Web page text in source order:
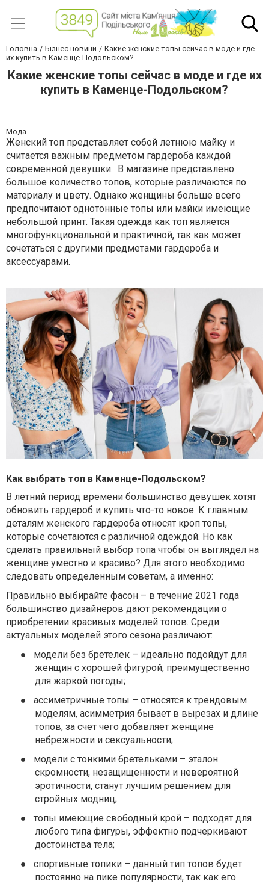
Головна Бізнес новини
Какие женские топы сейчас в моде и где
их купить в Каменце-Подольском?
Какие женские топы сейчас в моде и где их
купить в Каменце-Подольском?
Мода
Женский топ представляет собой летнюю майку и
считается важным предметом гардероба каждой
современной девушки. В магазине представлено
большое количество топов, которые различаются по
материалу и цвету. Однако женщины больше всего
предпочитают однотонные топы или майки имеющие
небольшой принт. Такая одежда как топ является
многофункциональной и практичной, так как может
сочетаться с другими предметами гардероба и
аксессуарами.
Как выбрать топ в Каменце-Подольском?
В летний период времени большинство девушек хотят
обновить гардероб и купить что-то новое. К главным
деталям женского гардероба относят кроп топы,
которые сочетаются с различной одеждой. Но как
сделать правильный выбор топа чтобы он выглядел на
женщине уместно и красиво? Для этого необходимо
следовать определенным советам, а именно:
Правильно выбирайте фасон – в течение 2021 года
большинство дизайнеров дают рекомендации о
приобретении красивых моделей топов. Среди
актуальных моделей этого сезона различают:
●
модели без бретелек – идеально подойдут для
женщин с хорошей фигурой, преимущественно
для жаркой погоды;
●
ассиметричные топы – относятся к трендовым
моделям, асимметрия бывает в вырезах и длине
топов, за счет чего добавляет женщине
небрежности и сексуальности;
●
модели с тонкими бретельками – эталон
скромности, незащищенности и невероятной
эротичности, станут лучшим решением для
стройных модниц;
●
топы имеющие свободный крой – подходят для
любого типа фигуры, эффектно подчеркивают
достоинства тела;
●
спортивные топики – данный тип топов будет
постоянно на пике популярности, так как его